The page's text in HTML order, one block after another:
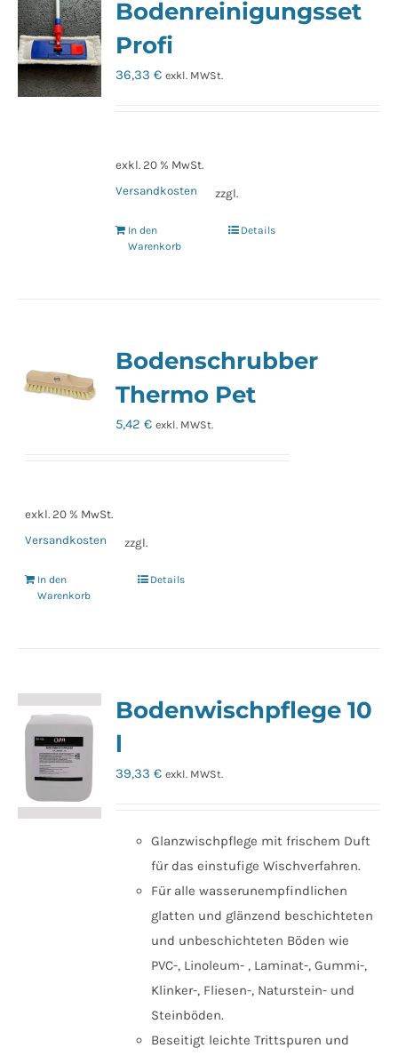
Bodenreinigungsset
Profi
36,33€ exkl. MWSt.
exkl. 20 % MwSt.
zzgl.
Versandkosten
In den
Warenkorb
Details
Bodenschrubber
Thermo Pet
5,42€ exkl. MWSt.
exkl. 20 % MwSt.
zzgl.
Versandkosten
In den
Warenkorb
Details
Bodenwischpflege 10
l
39,33€ exkl. MWSt.
Glanzwischpflege mit frischem Duft
für das einstufige Wischverfahren.
Für alle wasserunempfindlichen
glatten und glänzend beschichteten
und unbeschichteten Böden wie
PVC-, Linoleum- , Laminat-, Gummi-,
Klinker-, Fliesen-, Naturstein- und
Steinböden.
Beseitigt leichte Trittspuren und